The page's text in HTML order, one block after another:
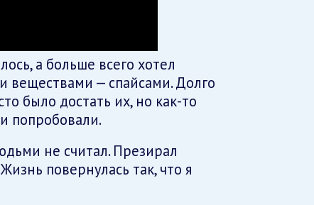
а больше всего хотел
веществами — спайсами. Долго
было достать их, но как-то
попробовали.
не считал. Презирал
повернулась так, что я